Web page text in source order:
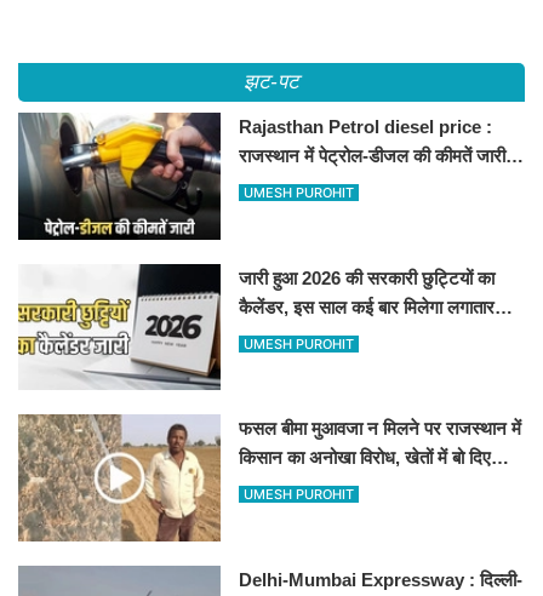
झट-पट
Rajasthan Petrol diesel price :
राजस्थान में पेट्रोल-डीजल की कीमतें जारी,
जानिए बीकानेर समेत पुरे प्रदेश में नए रेट
UMESH PUROHIT
जारी हुआ 2026 की सरकारी छुट्टियों का
कैलेंडर, इस साल कई बार मिलेगा लगातार
अवकाश, देखें
UMESH PUROHIT
फसल बीमा मुआवजा न मिलने पर राजस्थान में
किसान का अनोखा विरोध, खेतों में बो दिए
500-500 रुपए के नोट, वीडियो वायरल
UMESH PUROHIT
Delhi-Mumbai Expressway : दिल्ली-